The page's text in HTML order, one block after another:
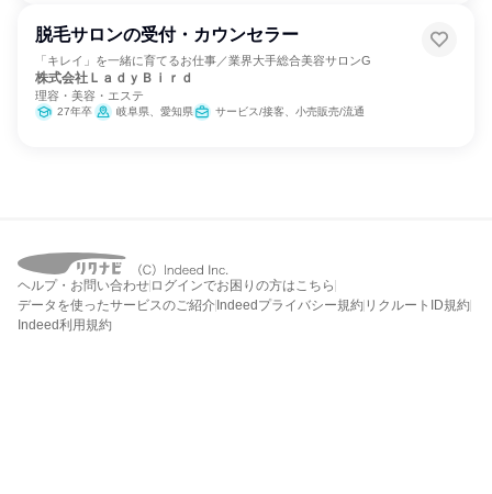
脱毛サロンの受付・カウンセラー
「キレイ」を一緒に育てるお仕事／業界大手総合美容サロンG
株式会社ＬａｄｙＢｉｒｄ
理容・美容・エステ
27年卒 岐阜県、愛知県 サービス/接客、小売販売/流通
ヘルプ・お問い合わせ ログインでお困りの方はこちら
データを使ったサービスのご紹介 Indeedプライバシー規約 リクルートID規約
Indeed利用規約